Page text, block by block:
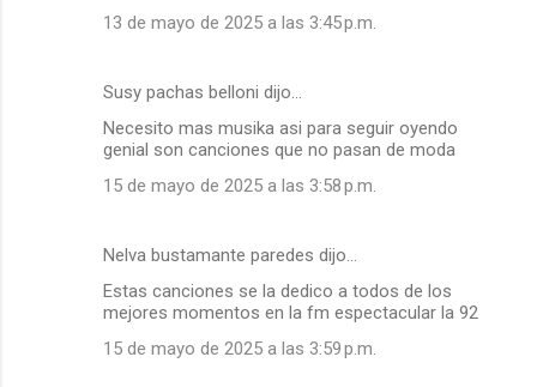
13 de mayo de 2025 a las 3:45 p.m.
Susy pachas belloni dijo…
Necesito mas musika asi para seguir oyendo
genial son canciones que no pasan de moda
15 de mayo de 2025 a las 3:58 p.m.
Nelva bustamante paredes dijo…
Estas canciones se la dedico a todos de los
mejores momentos en la fm espectacular la 92
15 de mayo de 2025 a las 3:59 p.m.